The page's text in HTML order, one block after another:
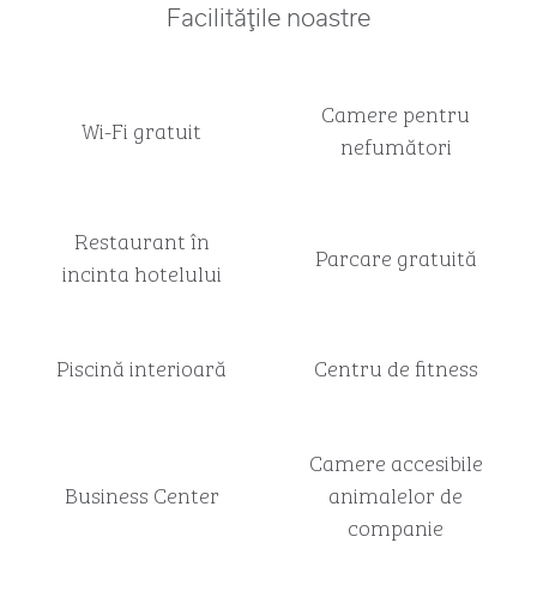
Facilităţile noastre
Wi-Fi gratuit
Camere pentru
nefumători
Restaurant în
incinta hotelului
Parcare gratuită
Piscină interioară Centru de fitness
Business Center
Camere accesibile
animalelor de
companie